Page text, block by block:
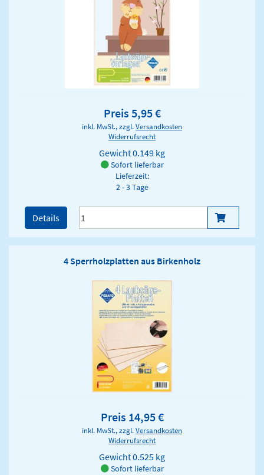
Preis 5,95 €
inkl. MwSt., zzgl.Versandkosten
Widerrufsrecht
Gewicht0.149 kg
Sofort lieferbar
Lieferzeit:
2 - 3 Tage
Details
4 Sperrholzplatten aus Birkenholz
Preis 14,95 €
inkl. MwSt., zzgl.Versandkosten
Widerrufsrecht
Gewicht0.525 kg
Sofort lieferbar